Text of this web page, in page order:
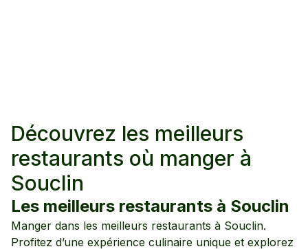
Découvrez les meilleurs
restaurants où manger à
Souclin
Les meilleurs restaurants à Souclin
Manger dans les meilleurs restaurants à Souclin.
Profitez d’une expérience culinaire unique et explorez